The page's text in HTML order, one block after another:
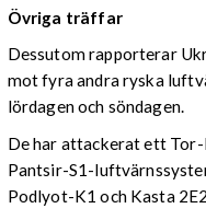
Övriga träffar
Dessutom rapporterar
mot fyra andra ryska
lördagen och söndagen.
De har attackerat ett
Pantsir-S1-
Podlyot-K1 och Kasta